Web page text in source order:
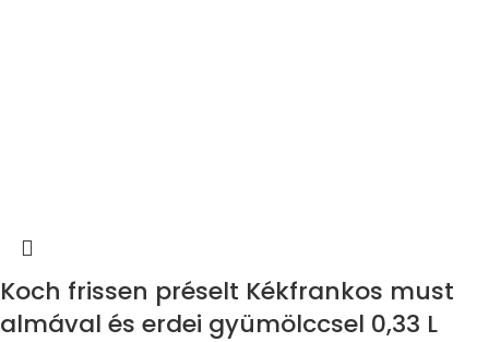
Koch frissen préselt Kékfrankos must
almával és erdei gyümölccsel 0,33 L